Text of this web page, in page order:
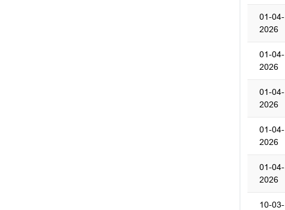
01-04-
2026
01-04-
2026
01-04-
2026
01-04-
2026
01-04-
2026
10-03-